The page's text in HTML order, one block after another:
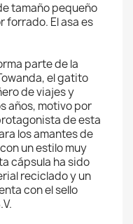
tamaño pequeño
forrado. El asa es
parte de la
el gatito
de viajes y
años, motivo por
de esta
los amantes de
un estilo muy
cápsula ha sido
reciclado y un
con el sello